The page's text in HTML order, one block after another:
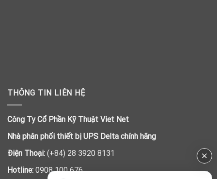
THÔNG TIN LIÊN HỆ
Công Ty Cổ Phần Kỹ Thuật Viet Net
Nhà phân phối thiết bị UPS Delta chính hãng
Điện Thoại: (+84) 28 3920 8131
Hotline: 0908 100 676